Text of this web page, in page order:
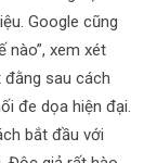
Google cũng
nào”, xem xét
sau cách
đe dọa hiện đại.
bắt đầu với